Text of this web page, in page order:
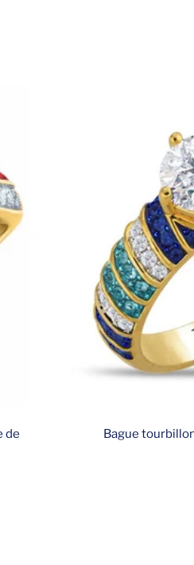
de
Bague